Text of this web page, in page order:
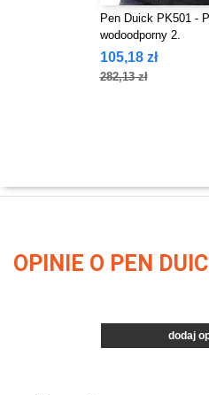
Pen Duick PK501 -
wodoodporny 2.
105,18 zł
282,13 zł
OPINIE O PEN
dodaj